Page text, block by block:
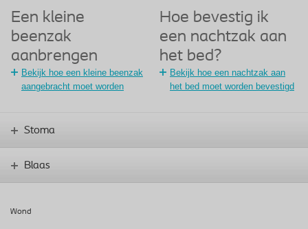
Een kleine
beenzak
aanbrengen
Bekijk hoe een kleine beenzak
aangebracht moet worden
Hoe bevestig ik
een nachtzak aan
het bed?
Bekijk hoe een nachtzak aan
het bed moet worden bevestigd
Stoma
Blaas
Wond